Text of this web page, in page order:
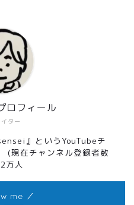
ター
ロフィール
』というYouTubeチ
(現在チャンネル登録者数
万人
me ／